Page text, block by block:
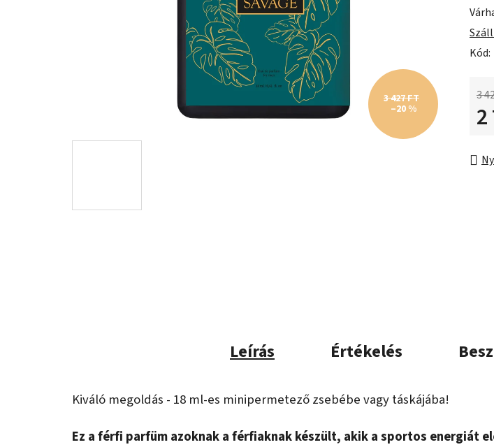
Kód:
3
3 427 FT
–20 %
Leírás Értékelés
Kiváló megoldás - 18 ml-es minipermetező zsebébe vagy táskájába!
Ez a férfi parfüm azoknak a férfiaknak készült, akik a sportos energiát